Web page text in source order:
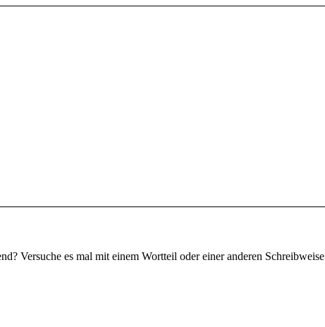
Versuche es mal mit einem Wortteil oder einer anderen Schreibweise